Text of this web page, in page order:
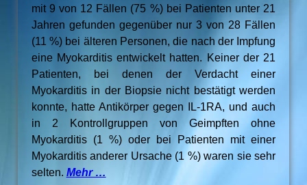
mit 9 von 12 Fällen (75 %) bei Patienten unter 21
Jahren gefunden gegenüber nur 3 von 28 Fällen
(11 %) bei älteren Personen, die nach der Impfung
eine Myokarditis entwickelt hatten. Keiner der 21
Patienten, bei denen der Verdacht einer
Myokarditis in der Biopsie nicht bestätigt werden
konnte, hatte Antikörper gegen IL-1RA, und auch
in 2 Kontrollgruppen von Geimpften ohne
Myokarditis (1 %) oder bei Patienten mit einer
Myokarditis anderer Ursache (1 %) waren sie sehr
selten. Mehr …